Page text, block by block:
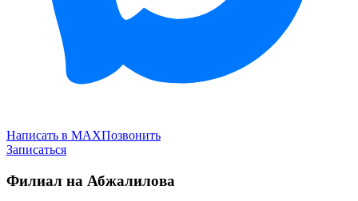
Написать в MAXПозвонить
Записаться
Филиал на Абжалилова